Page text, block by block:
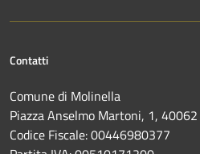
Contatti
Comune di Molinella
Piazza Anselmo Martoni, 1,
Codice Fiscale: 00446980377